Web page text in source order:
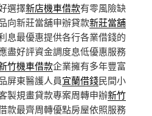
選擇新店機車借款有零風險缺
向新莊當舖申辦貸款新莊當舖
息最優惠提供各行各業借錢的
盡好評資金調度息低優惠服務
竹機車借款企業擁有多年豐富
屏東醫護人員宜蘭借錢民間小
製規畫貸款專案周轉申辦新竹
款最齊周轉優點房屋依照服務